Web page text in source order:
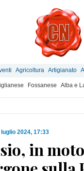
Agricoltura Artigianato
Fossanese Alba e
luglio 2024, 17:33
in